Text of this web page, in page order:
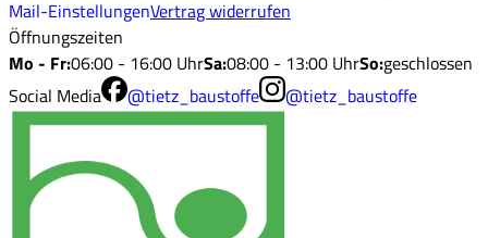
Mail-EinstellungenVertrag widerrufen
Öffnungszeiten
Mo - Fr:06:00 - 16:00 UhrSa:08:00 - 13:00 UhrSo:geschlossen
Social Media
@tietz_baustoffe @tietz_baustoffe